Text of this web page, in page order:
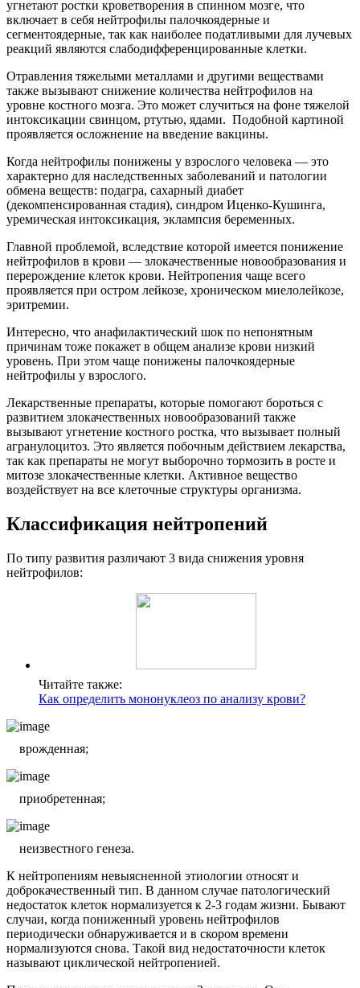
угнетают ростки кроветворения в спинном мозге, что
включает в себя нейтрофилы палочкоядерные и
сегментоядерные, так как наиболее податливыми для лучевых
реакций являются слабодифференцированные клетки.
Отравления тяжелыми металлами и другими веществами
также вызывают снижение количества нейтрофилов на
уровне костного мозга. Это может случиться на фоне тяжелой
интоксикации свинцом, ртутью, ядами. Подобной картиной
проявляется осложнение на введение вакцины.
Когда нейтрофилы понижены у взрослого человека — это
характерно для наследственных заболеваний и патологии
обмена веществ: подагра, сахарный диабет
(декомпенсированная стадия), синдром Иценко-Кушинга,
уремическая интоксикация, эклампсия беременных.
Главной проблемой, вследствие которой имеется понижение
нейтрофилов в крови — злокачественные новообразования и
перерождение клеток крови. Нейтропения чаще всего
проявляется при остром лейкозе, хроническом миелолейкозе,
эритремии.
Интересно, что анафилактический шок по непонятным
причинам тоже покажет в общем анализе крови низкий
уровень. При этом чаще понижены палочкоядерные
нейтрофилы у взрослого.
Лекарственные препараты, которые помогают бороться с
развитием злокачественных новообразований также
вызывают угнетение костного ростка, что вызывает полный
агранулоцитоз. Это является побочным действием лекарства,
так как препараты не могут выборочно тормозить в росте и
митозе злокачественные клетки. Активное вещество
воздействует на все клеточные структуры организма.
Классификация нейтропений
По типу развития различают 3 вида снижения уровня
нейтрофилов:
Читайте также:
Как определить мононуклеоз по анализу крови?
врожденная;
приобретенная;
неизвестного генеза.
К нейтропениям невыясненной этиологии относят и
доброкачественный тип. В данном случае патологический
недостаток клеток нормализуется к 2-3 годам жизни. Бывают
случаи, когда пониженный уровень нейтрофилов
периодически обнаруживается и в скором времени
нормализуются снова. Такой вид недостаточности клеток
называют циклической нейтропенией.